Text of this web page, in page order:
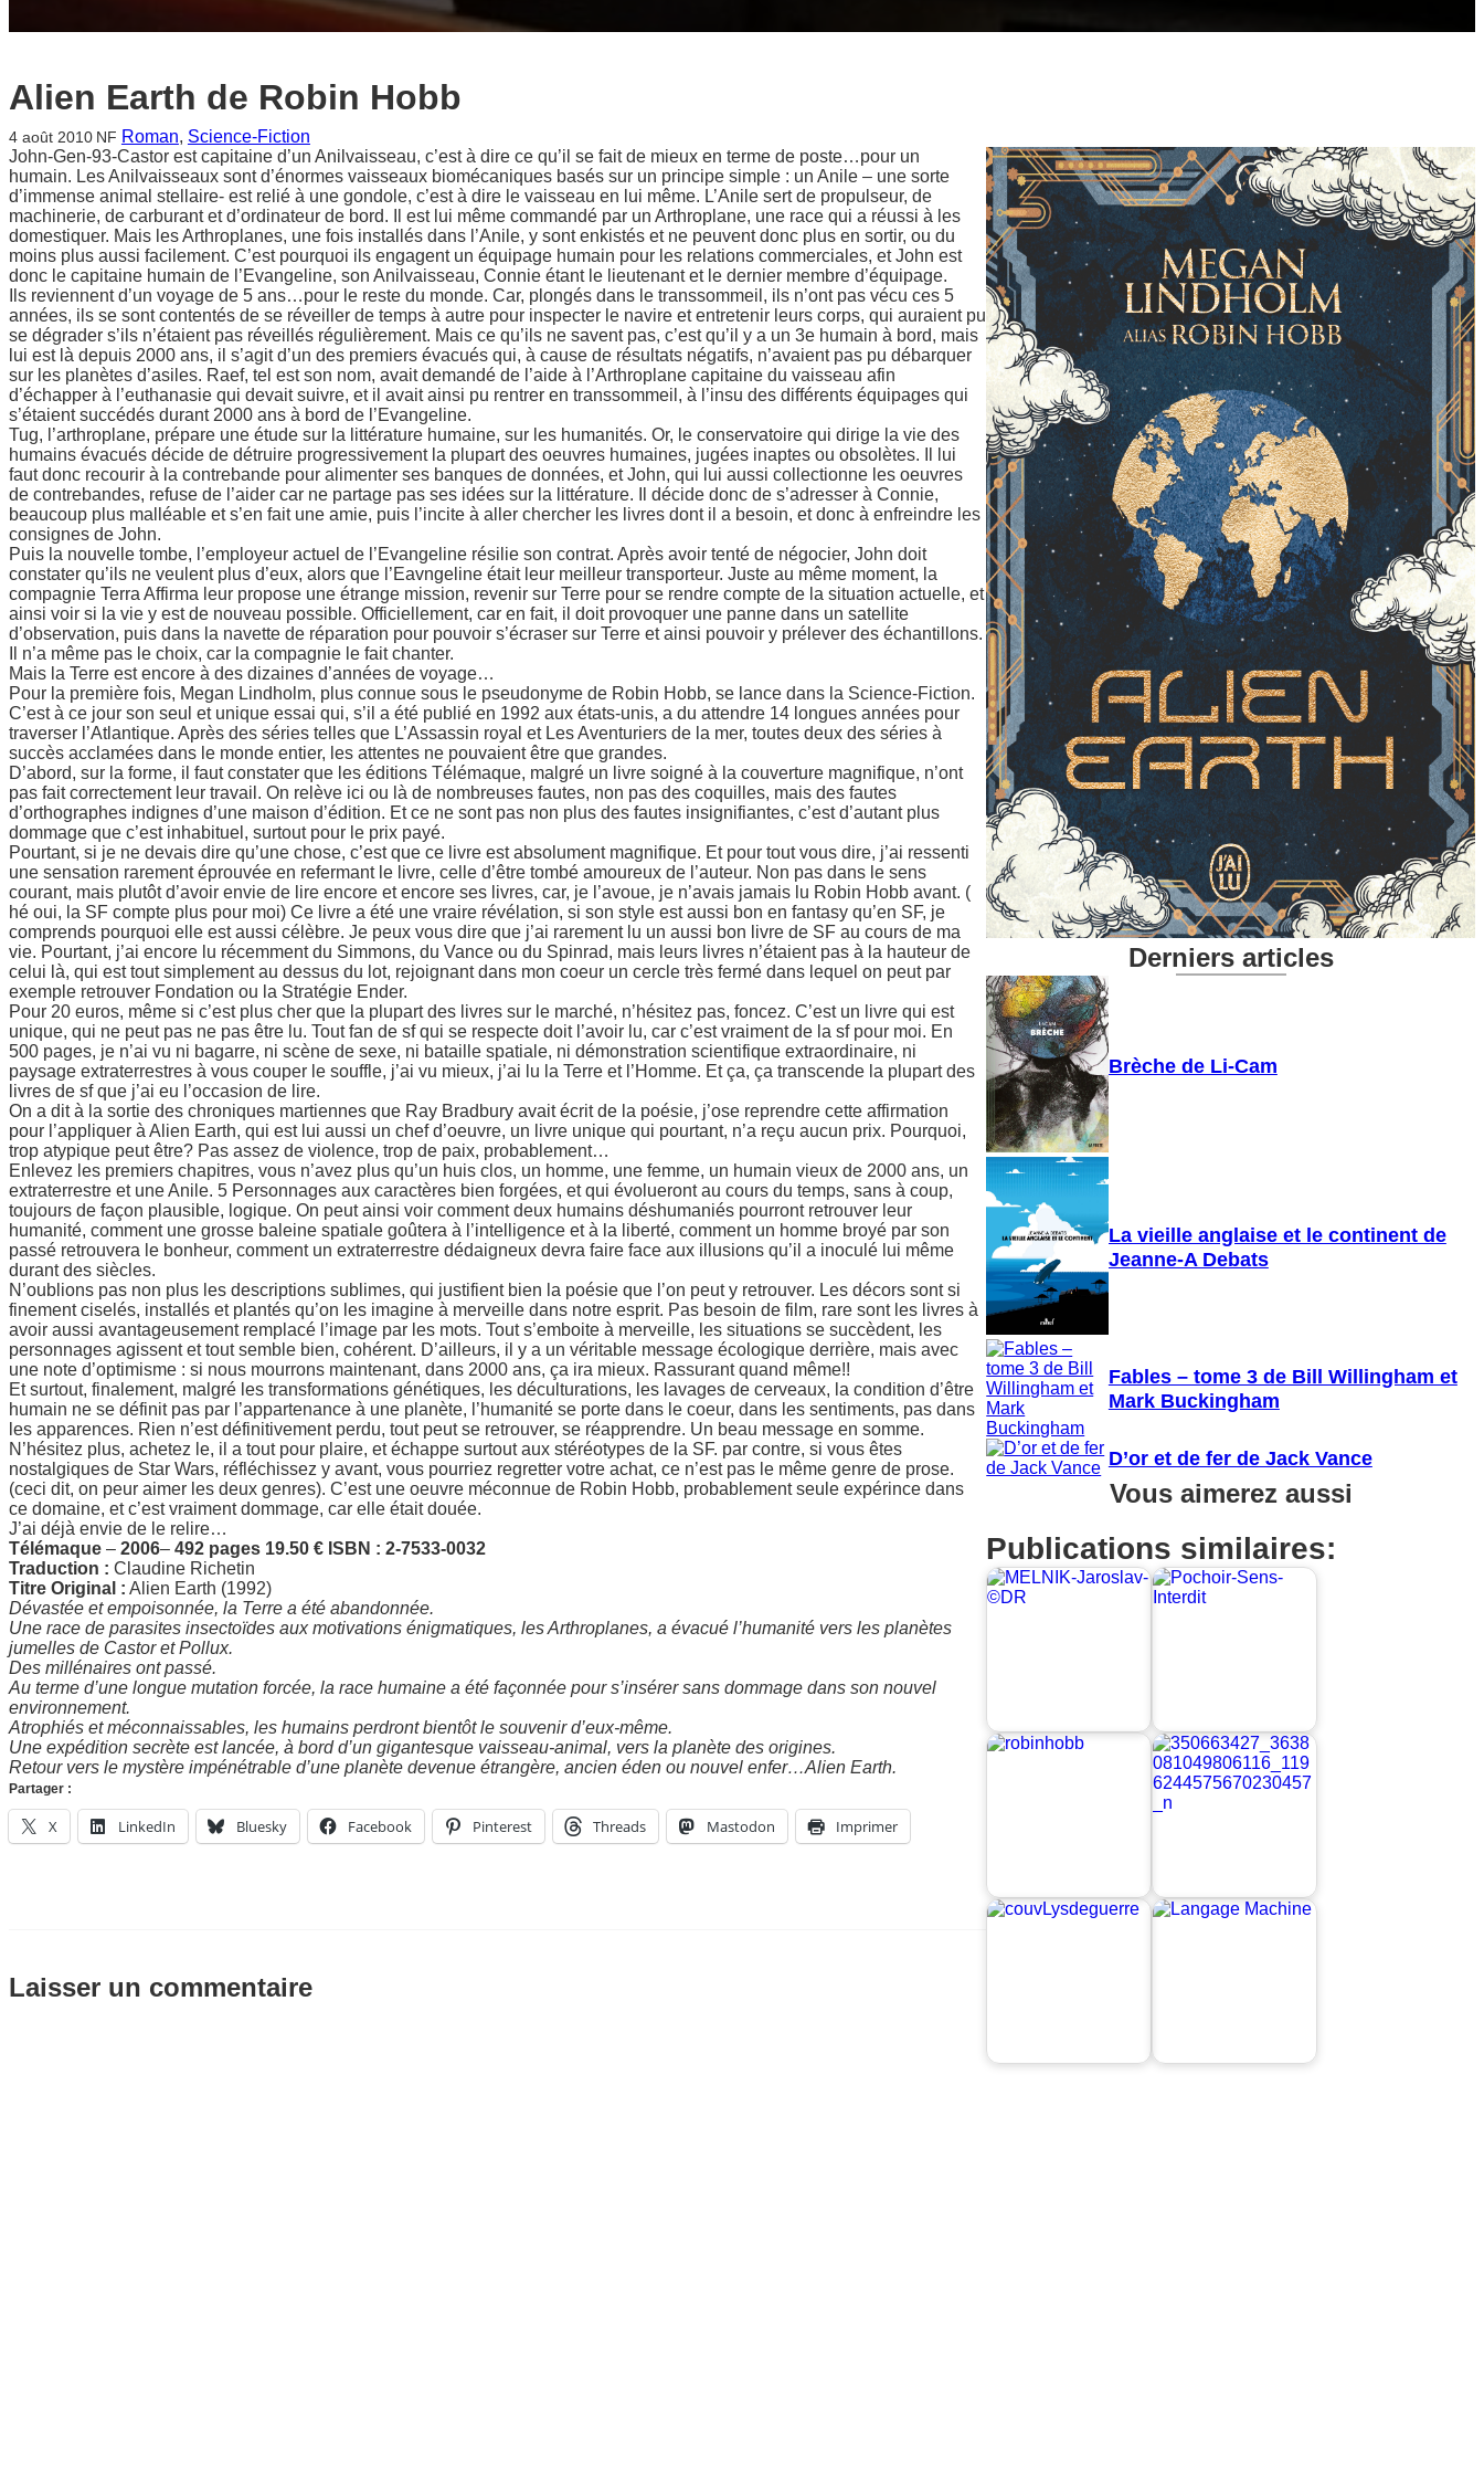
Alien Earth de Robin Hobb
4 août 2010 NF Roman, Science-Fiction
John-Gen-93-Castor est capitaine d’un Anilvaisseau, c’est à dire ce qu’il se fait de mieux en terme de poste…pour un
humain. Les Anilvaisseaux sont d’énormes vaisseaux biomécaniques basés sur un principe simple : un Anile – une sorte
d’immense animal stellaire- est relié à une gondole, c’est à dire le vaisseau en lui même. L’Anile sert de propulseur, de
machinerie, de carburant et d’ordinateur de bord. Il est lui même commandé par un Arthroplane, une race qui a réussi à les
domestiquer. Mais les Arthroplanes, une fois installés dans l’Anile, y sont enkistés et ne peuvent donc plus en sortir, ou du
moins plus aussi facilement. C’est pourquoi ils engagent un équipage humain pour les relations commerciales, et John est
donc le capitaine humain de l’Evangeline, son Anilvaisseau, Connie étant le lieutenant et le dernier membre d’équipage.
Ils reviennent d’un voyage de 5 ans…pour le reste du monde. Car, plongés dans le transsommeil, ils n’ont pas vécu ces 5
années, ils se sont contentés de se réveiller de temps à autre pour inspecter le navire et entretenir leurs corps, qui auraient pu
se dégrader s’ils n’étaient pas réveillés régulièrement. Mais ce qu’ils ne savent pas, c’est qu’il y a un 3e humain à bord, mais
lui est là depuis 2000 ans, il s’agit d’un des premiers évacués qui, à cause de résultats négatifs, n’avaient pas pu débarquer
sur les planètes d’asiles. Raef, tel est son nom, avait demandé de l’aide à l’Arthroplane capitaine du vaisseau afin
d’échapper à l’euthanasie qui devait suivre, et il avait ainsi pu rentrer en transsommeil, à l’insu des différents équipages qui
s’étaient succédés durant 2000 ans à bord de l’Evangeline.
Tug, l’arthroplane, prépare une étude sur la littérature humaine, sur les humanités. Or, le conservatoire qui dirige la vie des
humains évacués décide de détruire progressivement la plupart des oeuvres humaines, jugées inaptes ou obsolètes. Il lui
faut donc recourir à la contrebande pour alimenter ses banques de données, et John, qui lui aussi collectionne les oeuvres
de contrebandes, refuse de l’aider car ne partage pas ses idées sur la littérature. Il décide donc de s’adresser à Connie,
beaucoup plus malléable et s’en fait une amie, puis l’incite à aller chercher les livres dont il a besoin, et donc à enfreindre les
consignes de John.
Puis la nouvelle tombe, l’employeur actuel de l’Evangeline résilie son contrat. Après avoir tenté de négocier, John doit
constater qu’ils ne veulent plus d’eux, alors que l’Eavngeline était leur meilleur transporteur. Juste au même moment, la
compagnie Terra Affirma leur propose une étrange mission, revenir sur Terre pour se rendre compte de la situation actuelle, et
ainsi voir si la vie y est de nouveau possible. Officiellement, car en fait, il doit provoquer une panne dans un satellite
d’observation, puis dans la navette de réparation pour pouvoir s’écraser sur Terre et ainsi pouvoir y prélever des échantillons.
Il n’a même pas le choix, car la compagnie le fait chanter.
Mais la Terre est encore à des dizaines d’années de voyage…
Pour la première fois, Megan Lindholm, plus connue sous le pseudonyme de Robin Hobb, se lance dans la Science-Fiction.
C’est à ce jour son seul et unique essai qui, s’il a été publié en 1992 aux états-unis, a du attendre 14 longues années pour
traverser l’Atlantique. Après des séries telles que L’Assassin royal et Les Aventuriers de la mer, toutes deux des séries à
succès acclamées dans le monde entier, les attentes ne pouvaient être que grandes.
D’abord, sur la forme, il faut constater que les éditions Télémaque, malgré un livre soigné à la couverture magnifique, n’ont
pas fait correctement leur travail. On relève ici ou là de nombreuses fautes, non pas des coquilles, mais des fautes
d’orthographes indignes d’une maison d’édition. Et ce ne sont pas non plus des fautes insignifiantes, c’est d’autant plus
dommage que c’est inhabituel, surtout pour le prix payé.
Pourtant, si je ne devais dire qu’une chose, c’est que ce livre est absolument magnifique. Et pour tout vous dire, j’ai ressenti
une sensation rarement éprouvée en refermant le livre, celle d’être tombé amoureux de l’auteur. Non pas dans le sens
courant, mais plutôt d’avoir envie de lire encore et encore ses livres, car, je l’avoue, je n’avais jamais lu Robin Hobb avant. (
hé oui, la SF compte plus pour moi) Ce livre a été une vraire révélation, si son style est aussi bon en fantasy qu’en SF, je
comprends pourquoi elle est aussi célèbre. Je peux vous dire que j’ai rarement lu un aussi bon livre de SF au cours de ma
vie. Pourtant, j’ai encore lu récemment du Simmons, du Vance ou du Spinrad, mais leurs livres n’étaient pas à la hauteur de
celui là, qui est tout simplement au dessus du lot, rejoignant dans mon coeur un cercle très fermé dans lequel on peut par
exemple retrouver Fondation ou la Stratégie Ender.
Pour 20 euros, même si c’est plus cher que la plupart des livres sur le marché, n’hésitez pas, foncez. C’est un livre qui est
unique, qui ne peut pas ne pas être lu. Tout fan de sf qui se respecte doit l’avoir lu, car c’est vraiment de la sf pour moi. En
500 pages, je n’ai vu ni bagarre, ni scène de sexe, ni bataille spatiale, ni démonstration scientifique extraordinaire, ni
paysage extraterrestres à vous couper le souffle, j’ai vu mieux, j’ai lu la Terre et l’Homme. Et ça, ça transcende la plupart des
livres de sf que j’ai eu l’occasion de lire.
On a dit à la sortie des chroniques martiennes que Ray Bradbury avait écrit de la poésie, j’ose reprendre cette affirmation
pour l’appliquer à Alien Earth, qui est lui aussi un chef d’oeuvre, un livre unique qui pourtant, n’a reçu aucun prix. Pourquoi,
trop atypique peut être? Pas assez de violence, trop de paix, probablement…
Enlevez les premiers chapitres, vous n’avez plus qu’un huis clos, un homme, une femme, un humain vieux de 2000 ans, un
extraterrestre et une Anile. 5 Personnages aux caractères bien forgées, et qui évolueront au cours du temps, sans à coup,
toujours de façon plausible, logique. On peut ainsi voir comment deux humains déshumaniés pourront retrouver leur
humanité, comment une grosse baleine spatiale goûtera à l’intelligence et à la liberté, comment un homme broyé par son
passé retrouvera le bonheur, comment un extraterrestre dédaigneux devra faire face aux illusions qu’il a inoculé lui même
durant des siècles.
N’oublions pas non plus les descriptions sublimes, qui justifient bien la poésie que l’on peut y retrouver. Les décors sont si
finement ciselés, installés et plantés qu’on les imagine à merveille dans notre esprit. Pas besoin de film, rare sont les livres à
avoir aussi avantageusement remplacé l’image par les mots. Tout s’emboite à merveille, les situations se succèdent, les
personnages agissent et tout semble bien, cohérent. D’ailleurs, il y a un véritable message écologique derrière, mais avec
une note d’optimisme : si nous mourrons maintenant, dans 2000 ans, ça ira mieux. Rassurant quand même!!
Et surtout, finalement, malgré les transformations génétiques, les déculturations, les lavages de cerveaux, la condition d’être
humain ne se définit pas par l’appartenance à une planète, l’humanité se porte dans le coeur, dans les sentiments, pas dans
les apparences. Rien n’est définitivement perdu, tout peut se retrouver, se réapprendre. Un beau message en somme.
N’hésitez plus, achetez le, il a tout pour plaire, et échappe surtout aux stéréotypes de la SF. par contre, si vous êtes
nostalgiques de Star Wars, réfléchissez y avant, vous pourriez regretter votre achat, ce n’est pas le même genre de prose.
(ceci dit, on peur aimer les deux genres). C’est une oeuvre méconnue de Robin Hobb, probablement seule expérince dans
ce domaine, et c’est vraiment dommage, car elle était douée.
J’ai déjà envie de le relire…
Télémaque – 2006– 492 pages 19.50 € ISBN : 2-7533-0032
Traduction : Claudine Richetin
Titre Original : Alien Earth (1992)
Dévastée et empoisonnée, la Terre a été abandonnée.
Une race de parasites insectoïdes aux motivations énigmatiques, les Arthroplanes, a évacué l’humanité vers les planètes
jumelles de Castor et Pollux.
Des millénaires ont passé.
Au terme d’une longue mutation forcée, la race humaine a été façonnée pour s’insérer sans dommage dans son nouvel
environnement.
Atrophiés et méconnaissables, les humains perdront bientôt le souvenir d’eux-même.
Une expédition secrète est lancée, à bord d’un gigantesque vaisseau-animal, vers la planète des origines.
Retour vers le mystère impénétrable d’une planète devenue étrangère, ancien éden ou nouvel enfer…Alien Earth.
Partager :
X LinkedIn Bluesky Facebook Pinterest Threads Mastodon Imprimer
Laisser un commentaire
Derniers articles
Brèche de Li-Cam
La vieille anglaise et le continent de
Jeanne-A Debats
Fables – tome 3 de Bill Willingham et
Mark Buckingham
D’or et de fer de Jack Vance
Vous aimerez aussi
Publications similaires: